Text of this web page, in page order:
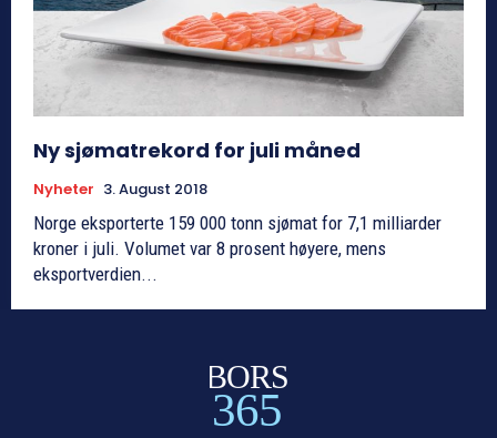
Ny sjømatrekord for juli måned
Nyheter 3. August 2018
Norge eksporterte 159 000 tonn sjømat for 7,1 milliarder
kroner i juli. Volumet var 8 prosent høyere, mens
eksportverdien...
BORS
365